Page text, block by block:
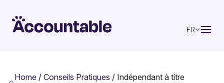
FR
Home /Conseils Pratiques / Indépendant à titre